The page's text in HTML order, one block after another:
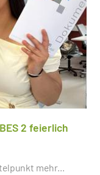
2 feierlich
mehr...